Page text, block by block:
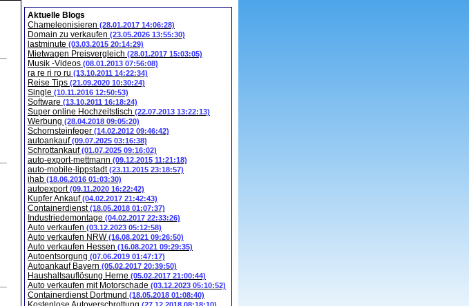
Aktuelle Blogs
Chameleonisieren (28.01.2017 14:06:28)
Domain zu verkaufen (23.05.2026 13:55:30)
lastminute (03.03.2015 20:14:29)
Mietwagen Preisvergleich (28.01.2017 15:03:05)
Musik -Videos (08.01.2013 07:56:08)
ra re ri ro ru (13.10.2011 14:22:34)
Reise Tips (21.09.2020 10:30:24)
Single (10.11.2016 12:50:53)
Software (13.10.2011 16:18:24)
Super online Hochzeitstisch (22.07.2013 13:22:13)
Werbung (28.04.2018 09:05:20)
Schornsteinfeger (14.02.2012 09:46:42)
autoankauf(09.07.2025 03:16:38)
Schrottankauf(01.07.2025 09:16:02)
auto-export-mettmann (09.12.2015 11:21:18)
auto-mobile-lippstadt(23.11.2015 23:18:57)
ihab (18.06.2016 01:03:30)
autoexport(09.11.2020 16:22:42)
Kupfer Ankauf(04.02.2017 21:42:43)
Containerdienst(18.05.2018 01:07:37)
Industriedemontage (04.02.2017 22:33:26)
Auto verkaufen (03.12.2023 05:12:58)
Auto verkaufen NRW(16.08.2021 09:26:50)
Auto verkaufen Hessen (16.08.2021 09:29:35)
Autoentsorgung (07.06.2019 01:47:17)
Autoankauf Bayern (05.02.2017 20:39:50)
Haushaltsauflösung Herne (05.02.2017 21:00:44)
Auto verkaufen mit Motorschade (03.12.2023 05:10:52)
Containerdienst Dortmund (18.05.2018 01:08:40)